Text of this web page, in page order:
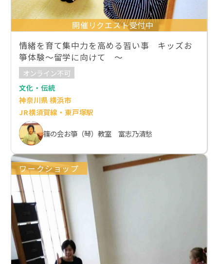
開催リクエスト受付中
情緒を育て集中力を高める習い事 キッズお
箏体験～留学に向けて 〜
オンライン不可
文化・伝統
神奈川県 横浜市
JR横須賀線・東戸塚駅
篠の会お箏（琴）教室 富志乃清愁
ワークショップ